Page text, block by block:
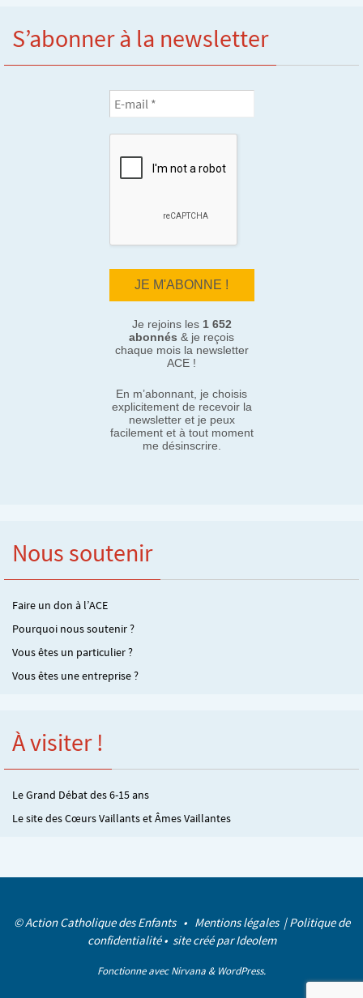
S’abonner à la newsletter
Je rejoins les 1 652
abonnés & je reçois
chaque mois la newsletter
ACE !
En m’abonnant, je choisis
explicitement de recevoir la
newsletter et je peux
facilement et à tout moment
me désinscrire.
Nous soutenir
Faire un don à l’ACE
Pourquoi nous soutenir ?
Vous êtes un particulier ?
Vous êtes une entreprise ?
À visiter !
Le Grand Débat des 6-15 ans
Le site des Cœurs Vaillants et Âmes Vaillantes
© Action Catholique des Enfants • Mentions légales |Politique de
confidentialité• site créé parIdeolem
Fonctionne avecNirvana & WordPress.